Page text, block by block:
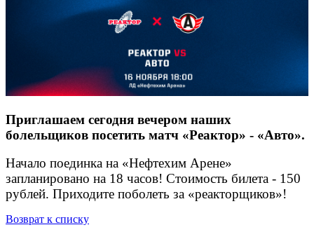
Приглашаем сегодня вечером наших
болельщиков посетить матч «Реактор» - «Авто».
Начало поединка на «Нефтехим Арене»
запланировано на 18 часов! Стоимость билета - 150
рублей. Приходите поболеть за «реакторщиков»!
Возврат к списку